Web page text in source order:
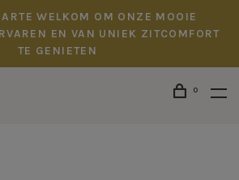
WELKOM OM ONZE MOOIE
EN VAN UNIEK ZITCOMFORT
TE GENIETEN
0